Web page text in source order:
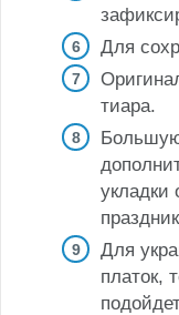
Для
тиара.
укладки
Для
платок,